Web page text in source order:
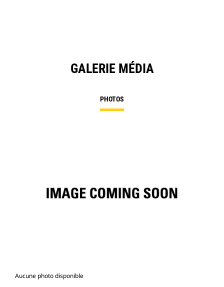
GALERIE MÉDIA
PHOTOS
Aucune photo disponible